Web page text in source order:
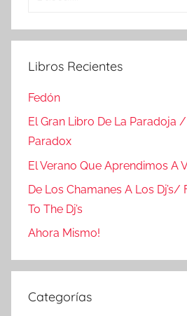
Libros Recientes
Fedón
El Gran Libro De La Paradoja
Paradox
El Verano Que Aprendimos A
De Los Chamanes A Los Dj’s/
To The Dj’s
Ahora Mismo!
Categorías